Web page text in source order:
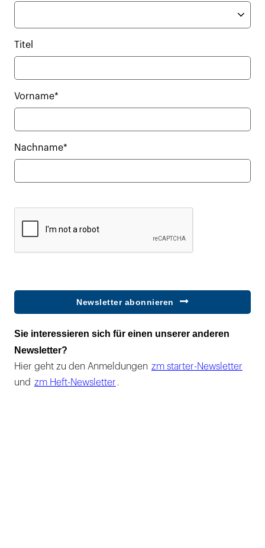
Titel
Vorname*
Nachname*
Newsletter abonnieren
Sie interessieren sich für einen unserer anderen
Newsletter?
Hier geht zu den Anmeldungen zm starter-Newsletter
und zm Heft-Newsletter .